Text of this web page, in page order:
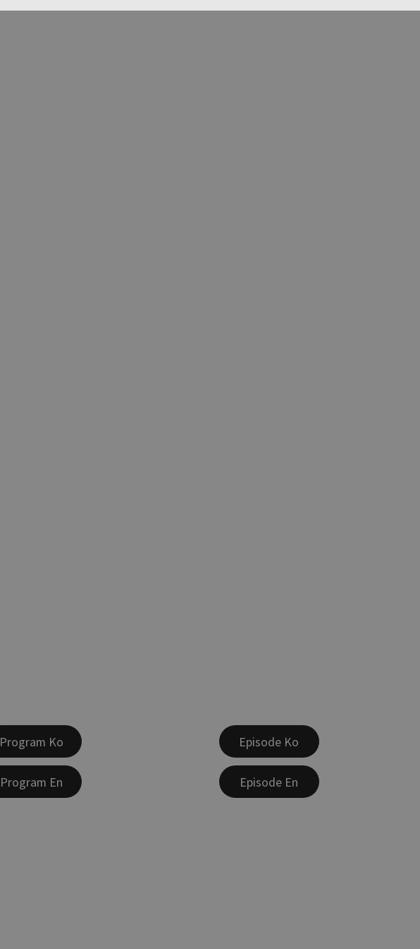
Program Ko
Program En
Episode Ko
Episode En